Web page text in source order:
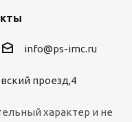
info@ps-imc.ru
проезд,4
характер и не